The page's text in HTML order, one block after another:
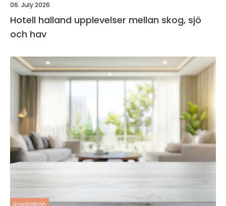
06. July 2026
Hotell halland upplevelser mellan skog, sjö
och hav
inspiration